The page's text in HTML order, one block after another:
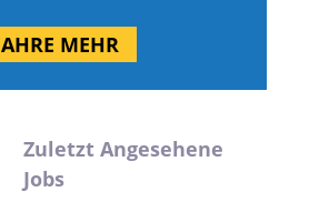
MEHR
Zuletzt Angesehene
Jobs